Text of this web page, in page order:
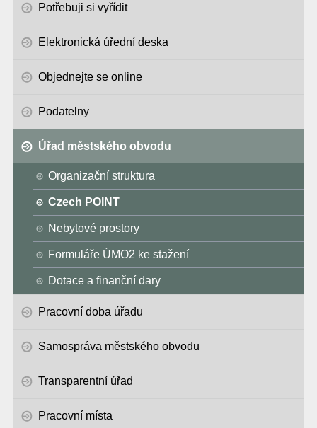
Potřebuji si vyřídit
Elektronická úřední deska
Objednejte se online
Podatelny
Úřad městského obvodu
Organizační struktura
Czech POINT
Nebytové prostory
Formuláře ÚMO2 ke stažení
Dotace a finanční dary
Pracovní doba úřadu
Samospráva městského obvodu
Transparentní úřad
Pracovní místa